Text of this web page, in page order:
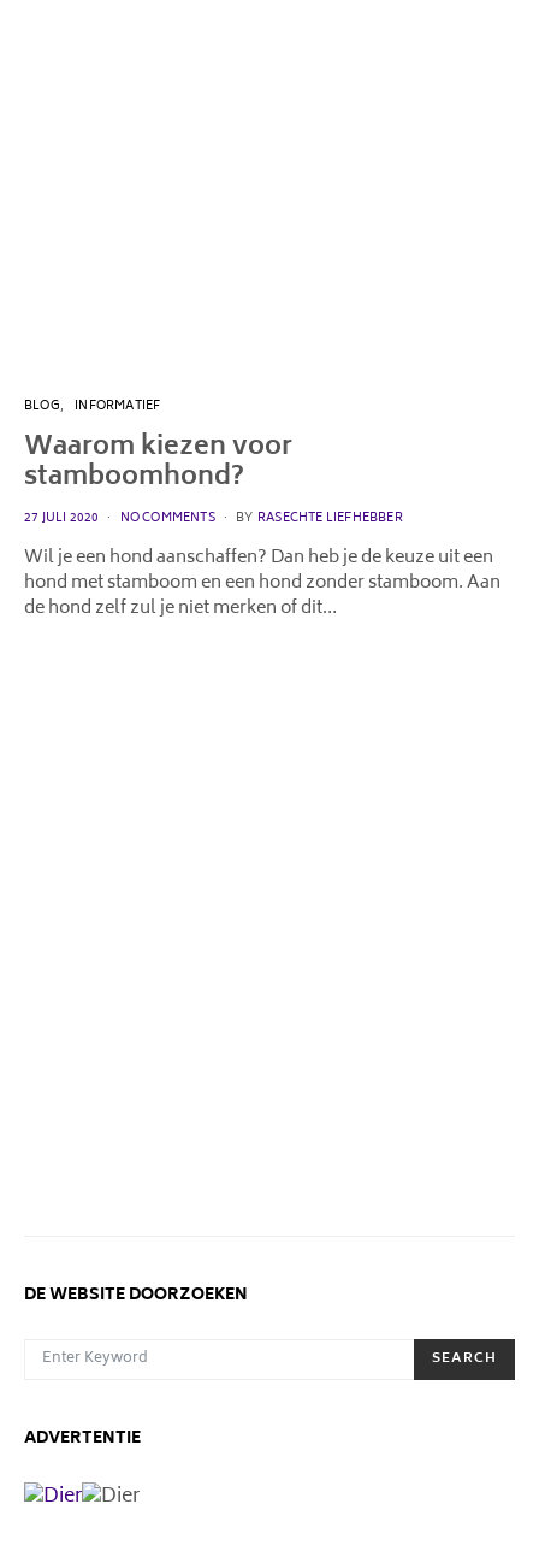
BLOG INFORMATIEF
Waarom kiezen voor
stamboomhond?
POSTED
27 JULI 2020 NO COMMENTS BY RASECHTE LIEFHEBBER
Wil je een hond aanschaffen? Dan heb je de keuze uit een
hond met stamboom en een hond zonder stamboom. Aan
de hond zelf zul je niet merken of dit…
DE WEBSITE DOORZOEKEN
SEARCH FOR:
SEARCH
ADVERTENTIE